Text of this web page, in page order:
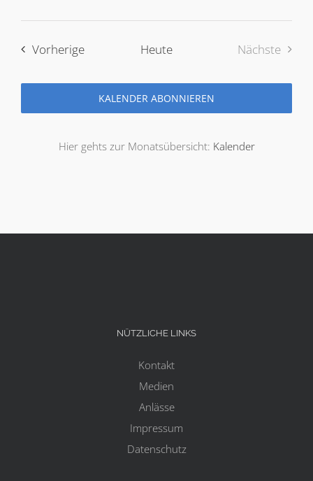
VorherigeVeranstaltungen
Heute
Nächste
KALENDER ABONNIEREN
Hier gehts zur Monatsübersicht: Kalender
NÜTZLICHE LINKS
Kontakt
Medien
Anlässe
Impressum
Datenschutz